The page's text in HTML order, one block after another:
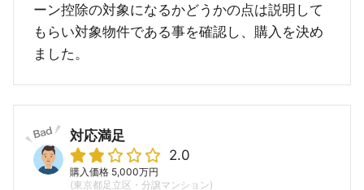
ーン控除の対象になるかどうかの点は説明して
もらい対象物件である事を確認し、購入を決め
ました。
対応満足
2.0
購入価格 5,000万円
(東京都足立区・分譲マンション)